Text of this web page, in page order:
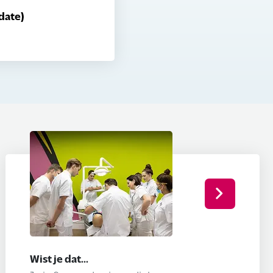
Wist je dat...